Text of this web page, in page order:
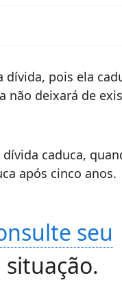
pois ela
não deixará de
caduca,
após cinco anos.
seu